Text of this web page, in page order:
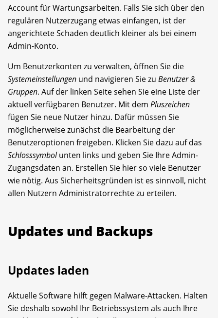
Account für Wartungsarbeiten. Falls Sie sich über den
regulären Nutzerzugang etwas einfangen, ist der
angerichtete Schaden deutlich kleiner als bei einem
Admin-Konto.
Um Benutzerkonten zu verwalten, öffnen Sie die
Systemeinstellungen und navigieren Sie zu Benutzer &
Gruppen. Auf der linken Seite sehen Sie eine Liste der
aktuell verfügbaren Benutzer. Mit dem Pluszeichen
fügen Sie neue Nutzer hinzu. Dafür müssen Sie
möglicherweise zunächst die Bearbeitung der
Benutzer­optionen freigeben. Klicken Sie dazu auf das
Schlosssymbolunten links und geben Sie Ihre Admin-
Zugangsdaten an. Erstellen Sie hier so viele Benutzer
wie nötig. Aus Sicherheitsgründen ist es sinnvoll, nicht
allen Nutzern Administratorrechte zu erteilen.
Updates und Backups
Updates laden
Aktuelle Software hilft gegen Malware-Attacken. Halten
Sie deshalb sowohl Ihr Betriebssystem als auch Ihre